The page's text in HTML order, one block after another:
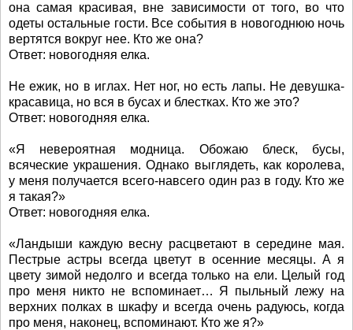
она самая красивая, вне зависимости от того, во что
одеты остальные гости. Все события в новогоднюю ночь
вертятся вокруг нее. Кто же она?
Ответ: новогодняя елка.
Не ежик, но в иглах. Нет ног, но есть лапы. Не девушка-
красавица, но вся в бусах и блестках. Кто же это?
Ответ: новогодняя елка.
«Я невероятная модница. Обожаю блеск, бусы,
всяческие украшения. Однако выглядеть, как королева,
у меня получается всего-навсего один раз в году. Кто же
я такая?»
Ответ: новогодняя елка.
«Ландыши каждую весну расцветают в середине мая.
Пестрые астры всегда цветут в осенние месяцы. А я
цвету зимой недолго и всегда только на ели. Целый год
про меня никто не вспоминает… Я пыльный лежу на
верхних полках в шкафу и всегда очень радуюсь, когда
про меня, наконец, вспоминают. Кто же я?»